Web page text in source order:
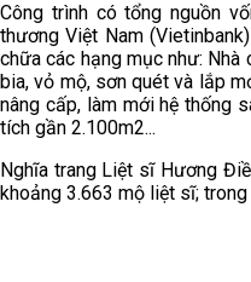
Công trình có tổng nguồn
thương Việt Nam
chữa các hạng mục như: Nhà
bia, vỏ mộ, sơn quét và lắp
nâng cấp, làm mới hệ thống
tích gần 2.100m2...
Nghĩa trang Liệt sĩ Hương
khoảng 3.663 mộ liệt sĩ;